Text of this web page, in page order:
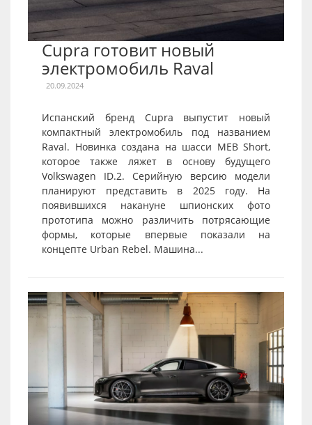
Cupra готовит новый
электромобиль Raval
20.09.2024
Испанский бренд Cupra выпустит новый
компактный электромобиль под названием
Raval. Новинка создана на шасси MEB Short,
которое также ляжет в основу будущего
Volkswagen ID.2. Серийную версию модели
планируют представить в 2025 году. На
появившихся накануне шпионских фото
прототипа можно различить потрясающие
формы, которые впервые показали на
концепте Urban Rebel. Машина...